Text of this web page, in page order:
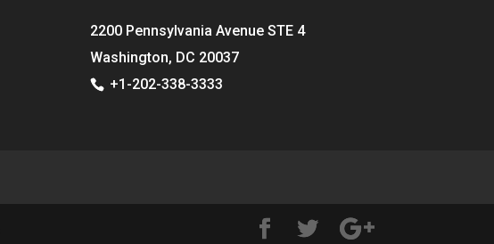
2200 Pennsylvania Avenue STE 4
Washington, DC 20037
+1-202-338-3333